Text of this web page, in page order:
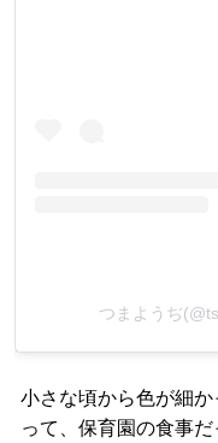
つまようぢ
小さな頃から色が細
って、保育園の食事